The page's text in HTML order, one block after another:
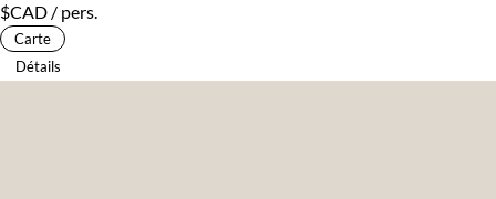
$CAD / pers.
Carte
Détails